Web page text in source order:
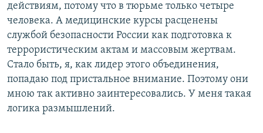
действиям, потому что в тюрьме только четыре
человека. А медицинские курсы расценены
службой безопасности России как подготовка к
террористическим актам и массовым жертвам.
Стало быть, я, как лидер этого объединения,
попадаю под пристальное внимание. Поэтому они
мною так активно заинтересовались. У меня такая
логика размышлений.